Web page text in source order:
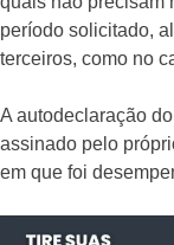
período solicitado,
terceiros, como no
A autodeclaração
assinado pelo
em que foi